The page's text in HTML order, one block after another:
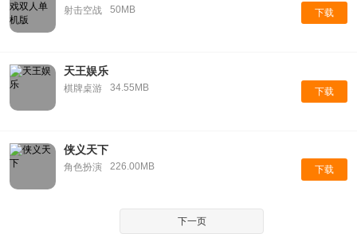
射击空战 50MB 下载
天王娱乐
棋牌桌游 34.55MB 下载
侠义天下
角色扮演 226.00MB 下载
下一页